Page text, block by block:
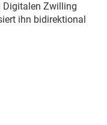
Digitalen Zwilling
ihn bidirektional